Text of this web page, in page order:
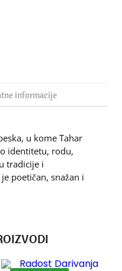
informacije
u kome Tahar
identitetu, rodu,
tradicije i
poetičan, snažan i